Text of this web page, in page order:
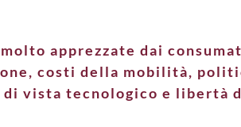
apprezzate dai
costi della mobilità,
vista tecnologico e libertà